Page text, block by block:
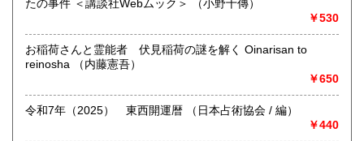
買取もいたします。
取り扱い分野
哲学宗教、歴史、趣味、外国書、サブカルチャー、古書一般
（その他）
たの事件 ＜講談社Webムック＞ （小野十傳）
￥530
お稲荷さんと霊能者 伏見稲荷の謎を解く Oinarisan to
reinosha （内藤憲吾）
￥650
令和7年（2025） 東西開運暦 （日本占術協会 / 編）
￥440